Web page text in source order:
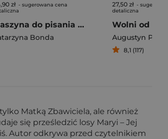
zł - sugerowana cena
Maszyna do pisania Kurs kreatywnego pisania
Bonda
27,50 zł -
detaliczna
Wolni od
Augustyn
8,1 (117)
Matką Zbawiciela, ale również
się prześledzić losy Maryi – Jej
Autor odkrywa przed czytelnikiem